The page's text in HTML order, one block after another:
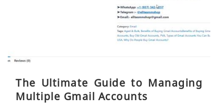
The Ultimate Guide to Managing
Multiple Gmail Accounts